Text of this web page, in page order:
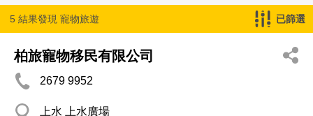
5 結果發現 寵物旅遊 已篩選
柏旅寵物移民有限公司
2679 9952
上水 上水廣場